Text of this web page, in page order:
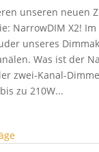
unseren neuen
NarrowDIM X2!
unseres
Was ist der
zwei-Kanal-
zu 210W...